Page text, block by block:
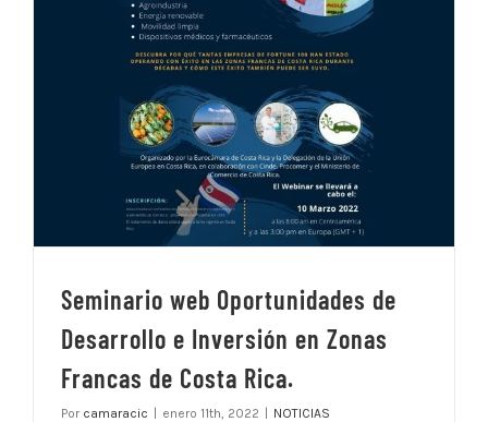
Seminario web Oportunidades de
Desarrollo e Inversión en Zonas
Francas de Costa Rica.
Por camaracic enero 11th, 2022 NOTICIAS